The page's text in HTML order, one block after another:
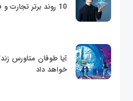
10 روند برتر تجارت و فناوری در سال 2022
آیا طوفان متاورس
خواهد داد